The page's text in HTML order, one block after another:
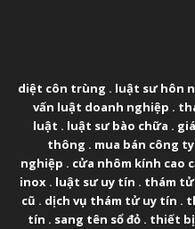
diệt côn trùng . luật sư hôn
vấn luật doanh nghiệp .
luật . luật sư bào chữa .
thông . mua bán công ty
nghiệp . cửa nhôm kính cao
inox . luật sư uy tín . thám tử
cũ . dịch vụ thám tử uy tín .
tín . sang tên sổ đỏ . thiết